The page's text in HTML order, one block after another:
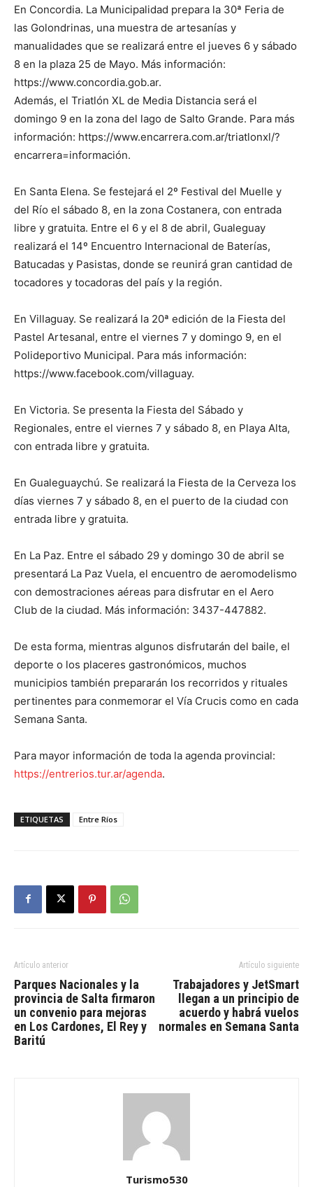
En Concordia. La Municipalidad prepara la 30ª Feria de
las Golondrinas, una muestra de artesanías y
manualidades que se realizará entre el jueves 6 y sábado
8 en la plaza 25 de Mayo. Más información:
https://www.concordia.gob.ar.
Además, el Triatlón XL de Media Distancia será el
domingo 9 en la zona del lago de Salto Grande. Para más
información: https://www.encarrera.com.ar/triatlonxl/?
encarrera=información.
En Santa Elena. Se festejará el 2º Festival del Muelle y
del Río el sábado 8, en la zona Costanera, con entrada
libre y gratuita. Entre el 6 y el 8 de abril, Gualeguay
realizará el 14º Encuentro Internacional de Baterías,
Batucadas y Pasistas, donde se reunirá gran cantidad de
tocadores y tocadoras del país y la región.
En Villaguay. Se realizará la 20ª edición de la Fiesta del
Pastel Artesanal, entre el viernes 7 y domingo 9, en el
Polideportivo Municipal. Para más información:
https://www.facebook.com/villaguay.
En Victoria. Se presenta la Fiesta del Sábado y
Regionales, entre el viernes 7 y sábado 8, en Playa Alta,
con entrada libre y gratuita.
En Gualeguaychú. Se realizará la Fiesta de la Cerveza los
días viernes 7 y sábado 8, en el puerto de la ciudad con
entrada libre y gratuita.
En La Paz. Entre el sábado 29 y domingo 30 de abril se
presentará La Paz Vuela, el encuentro de aeromodelismo
con demostraciones aéreas para disfrutar en el Aero
Club de la ciudad. Más información: 3437-447882.
De esta forma, mientras algunos disfrutarán del baile, el
deporte o los placeres gastronómicos, muchos
municipios también prepararán los recorridos y rituales
pertinentes para conmemorar el Vía Crucis como en cada
Semana Santa.
Para mayor información de toda la agenda provincial:
https://entrerios.tur.ar/agenda.
ETIQUETAS Entre Ríos
Artículo anterior
Parques Nacionales y la
provincia de Salta firmaron
un convenio para mejoras
en Los Cardones, El Rey y
Baritú
Artículo siguiente
Trabajadores y JetSmart
llegan a un principio de
acuerdo y habrá vuelos
normales en Semana Santa
Turismo530